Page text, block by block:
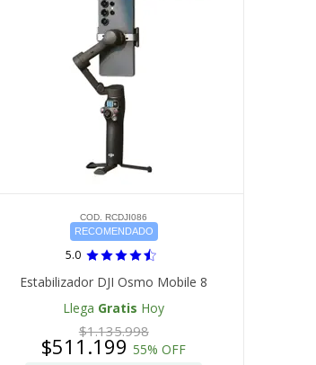
COD. RCDJI086
RECOMENDADO
5.0
Estabilizador DJI Osmo Mobile 8
Llega Gratis Hoy
$1.135.998
$511.19955% OFF